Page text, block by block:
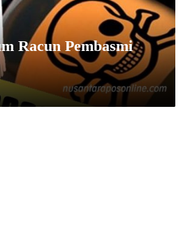
Racun Pembasmi